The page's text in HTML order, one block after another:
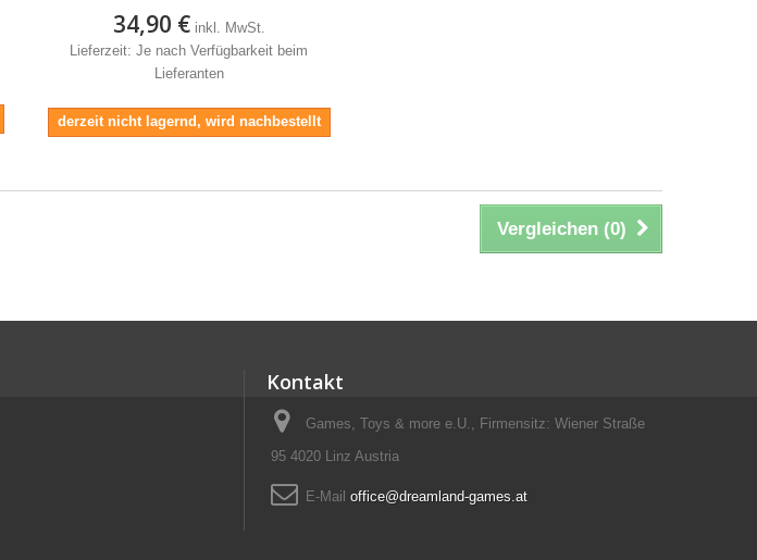
34,90 € inkl. MwSt.
Lieferzeit: Je nach Verfügbarkeit beim
Lieferanten
derzeit nicht lagernd, wird nachbestellt
Vergleichen (0)
Kontakt
Games, Toys & more e.U., Firmensitz: Wiener Straße
95 4020 Linz Austria
E-Mail office@dreamland-games.at